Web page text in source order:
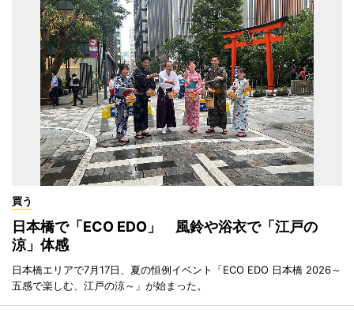
買う
日本橋で「ECO EDO」 風鈴や浴衣で「江戸の
涼」体感
日本橋エリアで7月17日、夏の恒例イベント「ECO EDO 日本橋 2026～
五感で楽しむ、江戸の涼～」が始まった。